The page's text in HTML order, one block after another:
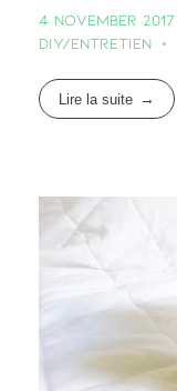
Cosmétiques
L’éco-dico
Podcasts
CONTACT
0 items 0,00 €
4 November 2017
DIY/entretien
Lire la suite